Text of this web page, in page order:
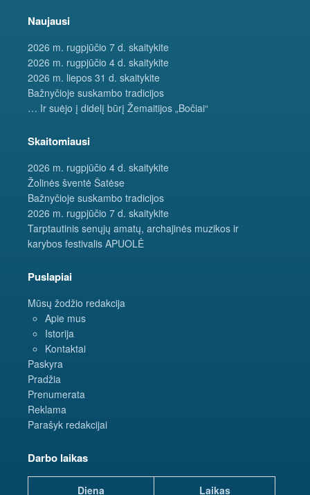
Naujausi
2026 m. rugpjūčio 7 d. skaitykite
2026 m. rugpjūčio 4 d. skaitykite
2026 m. liepos 31 d. skaitykite
Bažnyčioje suskambo tradicijos
… Ir suėjo į didelį būrį Žemaitijos „Bočiai“
Skaitomiausi
2026 m. rugpjūčio 4 d. skaitykite
Žolinės šventė Šatėse
Bažnyčioje suskambo tradicijos
2026 m. rugpjūčio 7 d. skaitykite
Tarptautinis senųjų amatų, archajinės muzikos ir
karybos festivalis APUOLĖ
Puslapiai
Mūsų žodžio redakcija
Apie mus
Istorija
Kontaktai
Paskyra
Pradžia
Prenumerata
Reklama
Parašyk redakcijai
Darbo laikas
Diena Laikas